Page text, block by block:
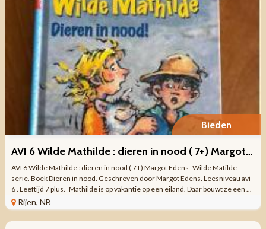
Bieden
AVI 6 Wilde Mathilde : dieren in nood ( 7+) Margot Edens
AVI 6 Wilde Mathilde : dieren in nood ( 7+) Margot Edens Wilde Matilde
serie. Boek Dieren in nood. Geschreven door Margot Edens. Leesniveau avi
6 . Leeftijd 7 plus. Mathilde is op vakantie op een eiland. Daar bouwt ze een ...
Rijen, NB